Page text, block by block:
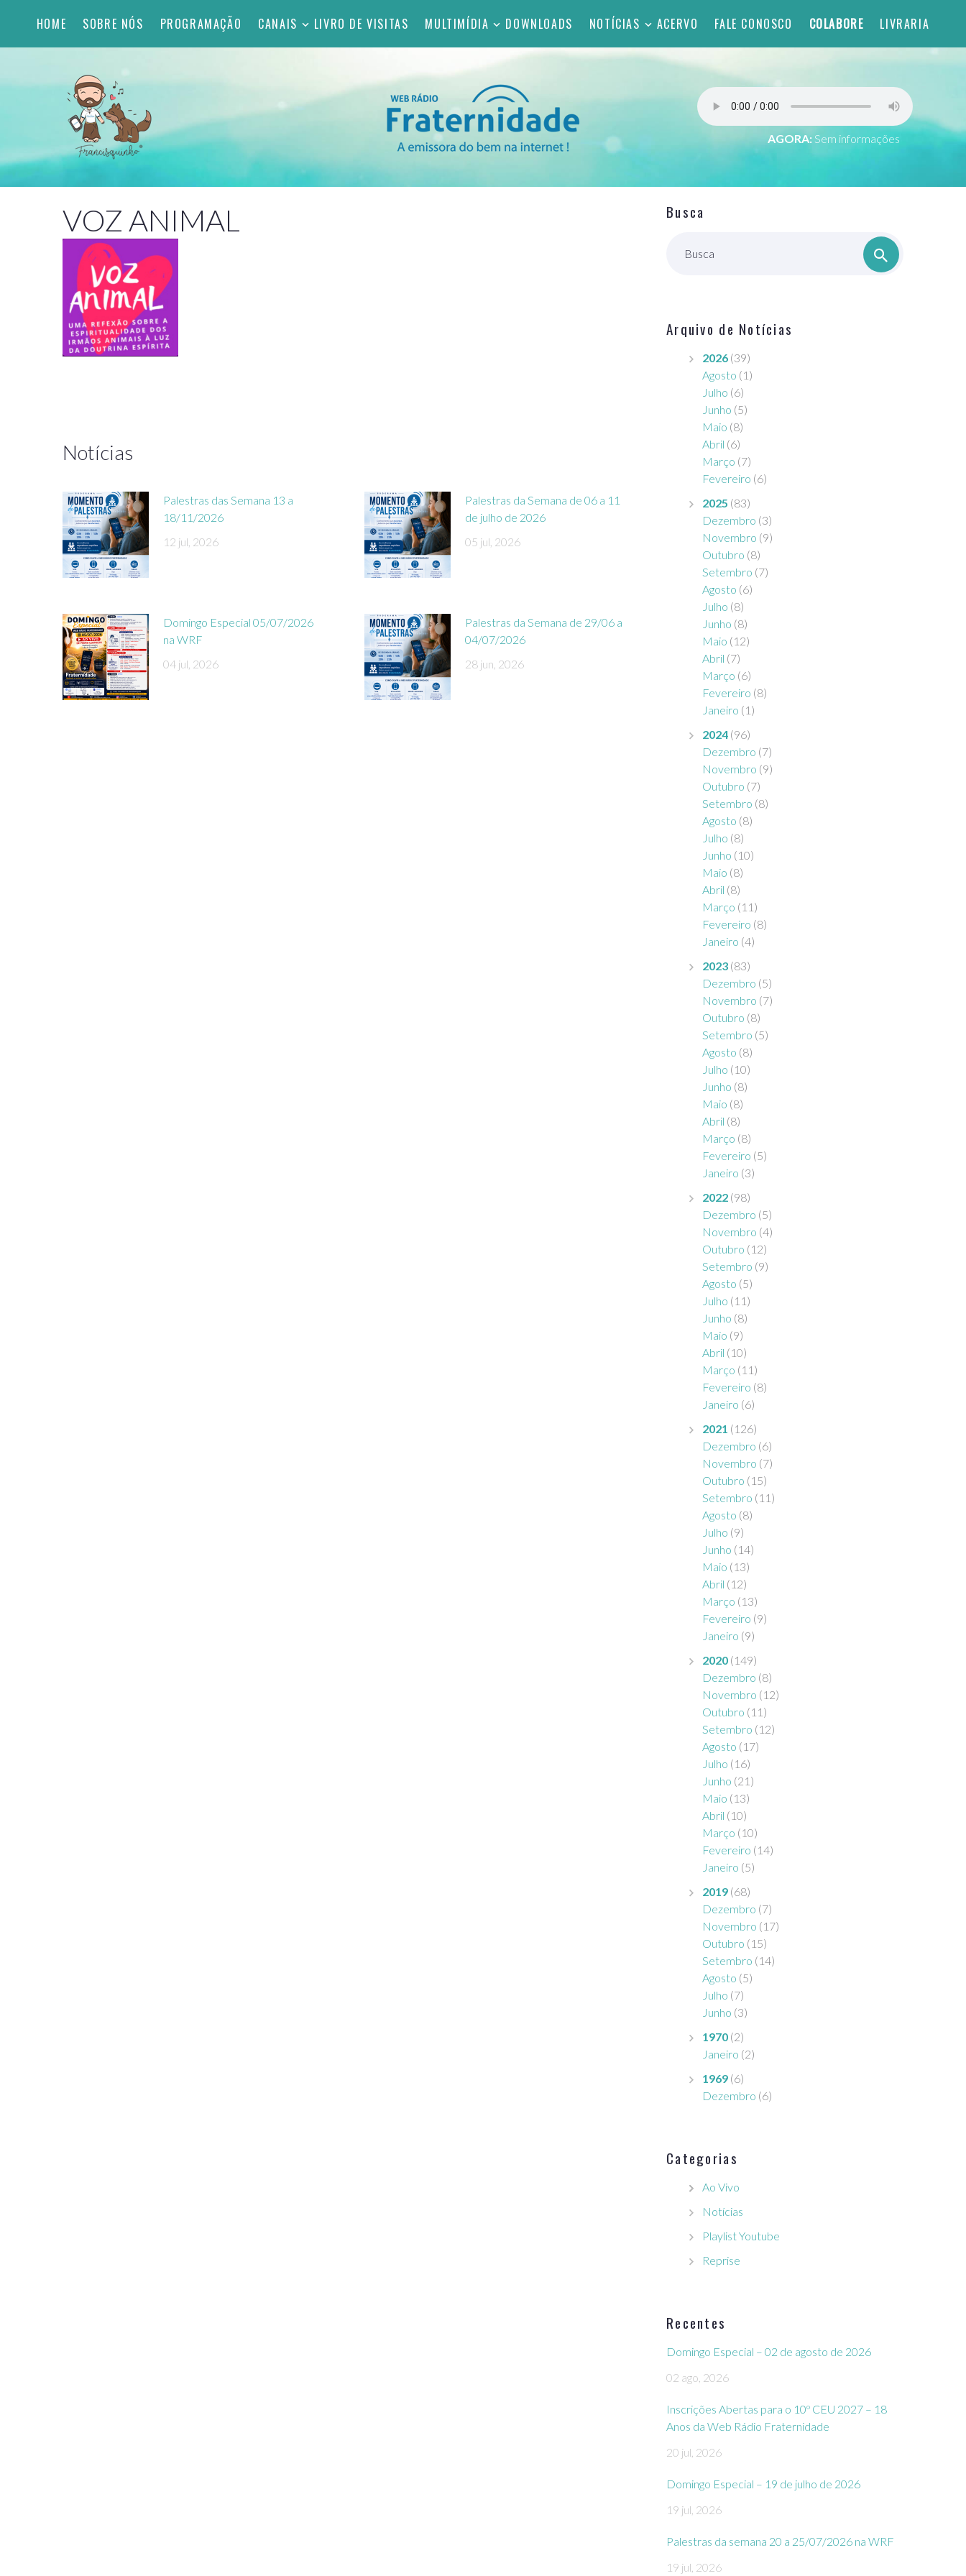
HOME SOBRE NÓS PROGRAMAÇÃO CANAIS LIVRO DE VISITAS MULTIMÍDIA DOWNLOADS NOTÍCIAS ACERVO FALE CONOSCO COLABORE LIVRARIA
AGORA: Sem informações
VOZ ANIMAL
Notícias
Palestras das Semana 13 a
18/11/2026
12 jul, 2026
Palestras da Semana de 06 a 11
de julho de 2026
05 jul, 2026
Domingo Especial 05/07/2026
na WRF
04 jul, 2026
Palestras da Semana de 29/06 a
04/07/2026
28 jun, 2026
Busca
Busca
Arquivo de Notícias
2026 (39)
Agosto (1)
Julho (6)
Junho (5)
Maio (8)
Abril (6)
Março (7)
Fevereiro (6)
2025 (83)
Dezembro (3)
Novembro (9)
Outubro (8)
Setembro (7)
Agosto (6)
Julho (8)
Junho (8)
Maio (12)
Abril (7)
Março (6)
Fevereiro (8)
Janeiro (1)
2024 (96)
Dezembro (7)
Novembro (9)
Outubro (7)
Setembro (8)
Agosto (8)
Julho (8)
Junho (10)
Maio (8)
Abril (8)
Março (11)
Fevereiro (8)
Janeiro (4)
2023 (83)
Dezembro (5)
Novembro (7)
Outubro (8)
Setembro (5)
Agosto (8)
Julho (10)
Junho (8)
Maio (8)
Abril (8)
Março (8)
Fevereiro (5)
Janeiro (3)
2022 (98)
Dezembro (5)
Novembro (4)
Outubro (12)
Setembro (9)
Agosto (5)
Julho (11)
Junho (8)
Maio (9)
Abril (10)
Março (11)
Fevereiro (8)
Janeiro (6)
2021 (126)
Dezembro (6)
Novembro (7)
Outubro (15)
Setembro (11)
Agosto (8)
Julho (9)
Junho (14)
Maio (13)
Abril (12)
Março (13)
Fevereiro (9)
Janeiro (9)
2020 (149)
Dezembro (8)
Novembro (12)
Outubro (11)
Setembro (12)
Agosto (17)
Julho (16)
Junho (21)
Maio (13)
Abril (10)
Março (10)
Fevereiro (14)
Janeiro (5)
2019 (68)
Dezembro (7)
Novembro (17)
Outubro (15)
Setembro (14)
Agosto (5)
Julho (7)
Junho (3)
1970 (2)
Janeiro (2)
1969 (6)
Dezembro (6)
Categorias
Ao Vivo
Notícias
Playlist Youtube
Reprise
Recentes
Domingo Especial – 02 de agosto de 2026
02 ago, 2026
Inscrições Abertas para o 10º CEU 2027 – 18
Anos da Web Rádio Fraternidade
20 jul, 2026
Domingo Especial – 19 de julho de 2026
19 jul, 2026
Palestras da semana 20 a 25/07/2026 na WRF
19 jul, 2026